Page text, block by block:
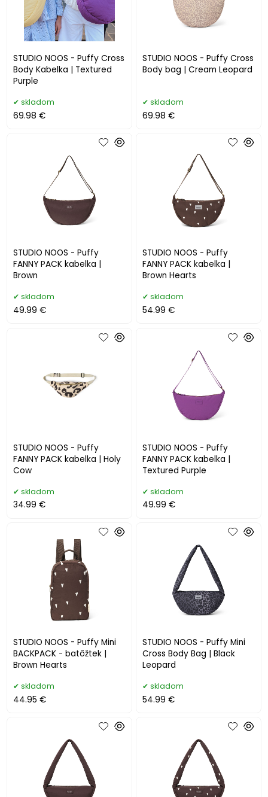
STUDIO NOOS - Puffy Cross
Body Kabelka | Textured
Purple
skladom
69.98 €
STUDIO NOOS - Puffy Cross
Body bag | Cream Leopard
skladom
69.98 €
STUDIO NOOS - Puffy
FANNY PACK kabelka |
Brown
skladom
49.99 €
STUDIO NOOS - Puffy
FANNY PACK kabelka |
Brown Hearts
skladom
54.99 €
STUDIO NOOS - Puffy
FANNY PACK kabelka | Holy
Cow
skladom
34.99 €
STUDIO NOOS - Puffy
FANNY PACK kabelka |
Textured Purple
skladom
49.99 €
STUDIO NOOS - Puffy Mini
BACKPACK - batôžtek |
Brown Hearts
skladom
44.95 €
STUDIO NOOS - Puffy Mini
Cross Body Bag | Black
Leopard
skladom
54.99 €